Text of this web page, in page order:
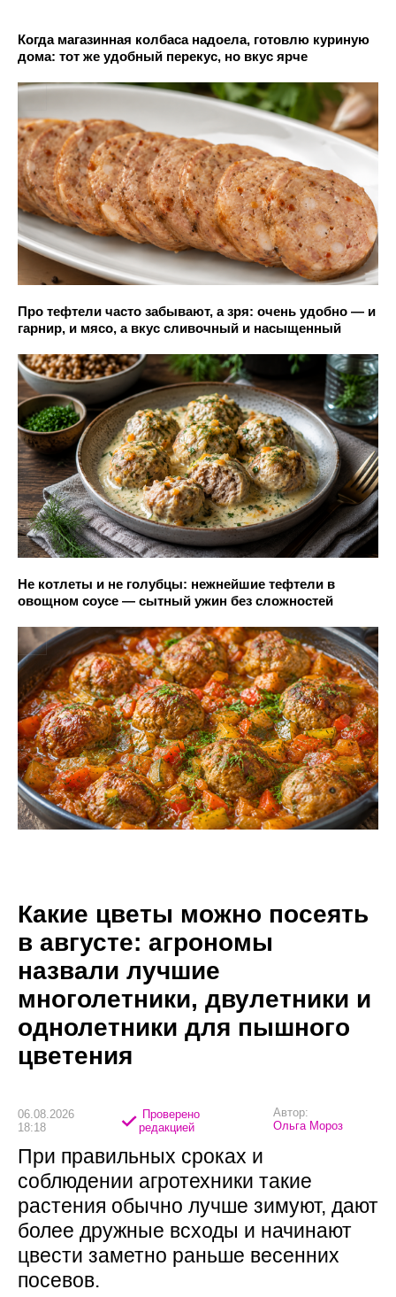
Когда магазинная колбаса надоела, готовлю куриную
дома: тот же удобный перекус, но вкус ярче
Про тефтели часто забывают, а зря: очень удобно — и
гарнир, и мясо, а вкус сливочный и насыщенный
Не котлеты и не голубцы: нежнейшие тефтели в
овощном соусе — сытный ужин без сложностей
Какие цветы можно посеять
в августе: агрономы
назвали лучшие
многолетники, двулетники и
однолетники для пышного
цветения
06.08.2026
18:18
Проверено
редакцией
Автор:
Ольга Мороз
При правильных сроках и
соблюдении агротехники такие
растения обычно лучше зимуют, дают
более дружные всходы и начинают
цвести заметно раньше весенних
посевов.